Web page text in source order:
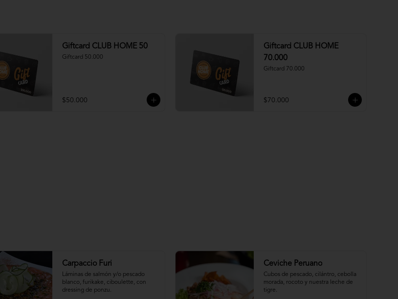
Giftcard CLUB HOME 50
Giftcard 50.000
$50.000
Giftcard CLUB HOME
70.000
Giftcard 70.000
$70.000
Carpaccio Furi
Láminas de salmón y/o pescado
blanco, furikake, ciboulette, con
dressing de ponzu.
Ceviche Peruano
Cubos de pescado, cilántro, cebolla
morada, rocoto y nuestra leche de
tigre.